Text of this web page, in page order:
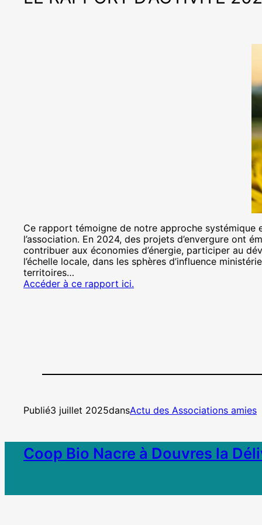
Ce rapport témoigne de notre approche systémique
l’association. En 2024, des projets d’envergure ont
contribuer aux économies d’énergie, participer au
l’échelle locale, dans les sphères d’influence
territoires…
Accéder à ce rapport ici.
Publié3 juillet 2025dansActu des Associations amies
Coop Bio Nacre à Douvres la